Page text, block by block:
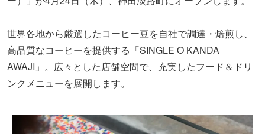
世界各地から厳選したコーヒー豆を自社で調達・焙煎し、
高品質なコーヒーを提供する「SINGLE O KANDA
AWAJI」。広々とした店舗空間で、充実したフード＆ドリ
ンクメニューを展開します。